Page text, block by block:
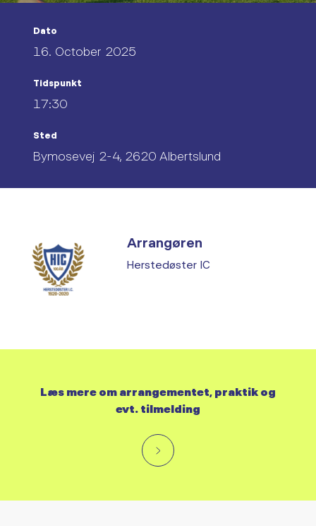
Dato
16. October 2025
Tidspunkt
17:30
Sted
Bymosevej 2-4, 2620 Albertslund
Arrangøren
Herstedøster IC
Læs mere om arrangementet, praktik og
evt. tilmelding